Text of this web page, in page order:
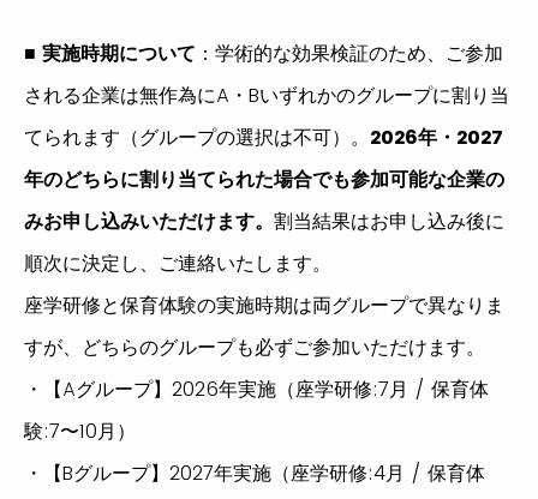
■ 実施時期について ：学術的な効果検証のため、ご参加
される企業は無作為にA・Bいずれかのグループに割り当
てられます（グループの選択は不可）。 2026年・2027
年のどちらに割り当てられた場合でも参加可能な企業の
みお申し込みいただけます。 割当結果はお申し込み後に
順次に決定し、ご連絡いたします。
座学研修と保育体験の実施時期は両グループで異なりま
すが、どちらのグループも必ずご参加いただけます。
・【Aグループ】2026年実施（座学研修:7月 / 保育体
験:7〜10月）
・【Bグループ】2027年実施（座学研修:4月 / 保育体